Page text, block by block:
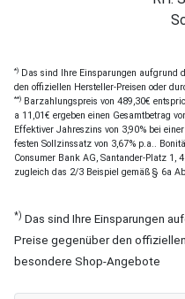
*) Das sind Ihre Einsparungen aufgrund
den offiziellen Hersteller-Preisen oder
**) Barzahlungspreis von 489,30€
a 11,01€ ergeben einen Gesamtbetrag
Effektiver Jahreszins von 3,90% bei
festen Sollzinssatz von 3,67% p.a..
Consumer Bank AG, Santander-Platz 1,
zugleich das 2/3 Beispiel gemäß § 6a
*) Das sind Ihre Einsparungen
Preise gegenüber den
besondere Shop-Angebote